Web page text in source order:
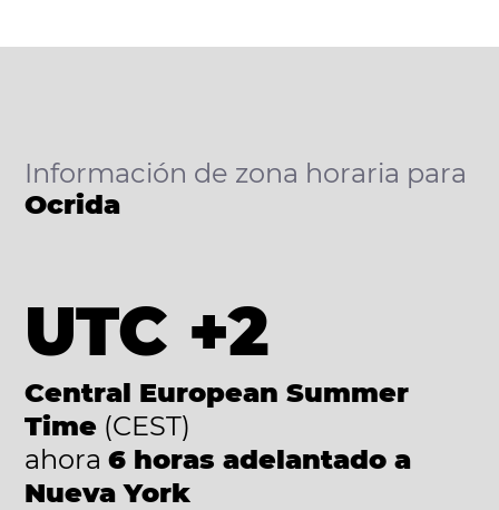
Información de zona horaria para
Ocrida
UTC +2
Central European Summer
Time (CEST)
ahora 6 horas adelantado a
Nueva York